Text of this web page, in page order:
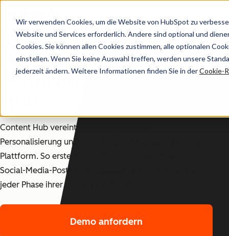
Wir verwenden Cookies, um die Website von HubSpot zu
Website und Services erforderlich. Andere sind optional und
Cookies. Sie können allen Cookies zustimmen, alle optionalen
einstellen. Wenn Sie keine Auswahl treffen, werden unsere
jederzeit ändern. Weitere Informationen finden Sie in derCookie-
Content Hub
Inhalte für jede Phase
der Customer Journey
erstellen – mit Content
Content Hub vereint Content-Erstellung,
Personalisierung und Multi-Channel-Publishing in einer
Plattform. So erstellen Sie Blogartikel, Landing Pages,
Social-Media-Posts und Podcasts, die Ihre Kundschaft in
jeder Phase ihrer Journey ansprechen.
Demo anfordern